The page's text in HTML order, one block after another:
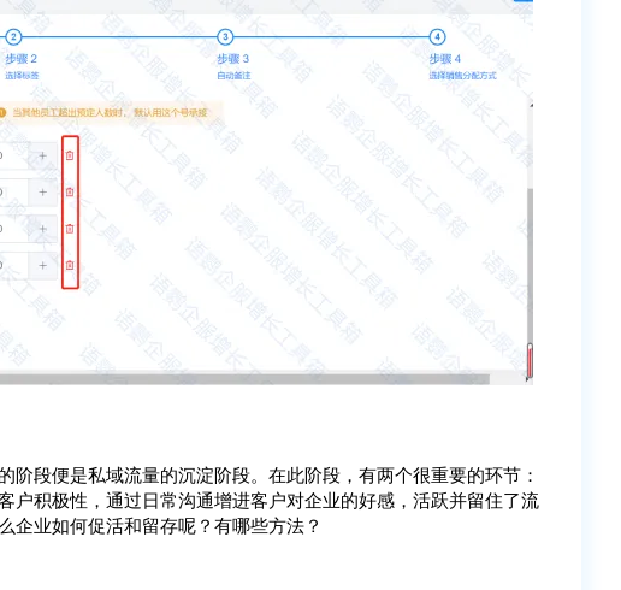
段便是私域流量的沉淀阶段。在此阶段，有两个很重要的环节：
户积极性，通过日常沟通增进客户对企业的好感，活跃并留住了流
企业如何促活和留存呢？有哪些方法？